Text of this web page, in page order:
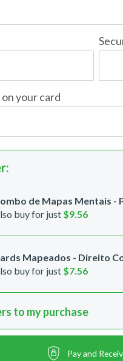
your card
:
de Mapas Mentais -
buy for just $9.56
Mapeados - Direito
buy for just $7.56
to my purchase
Pay and